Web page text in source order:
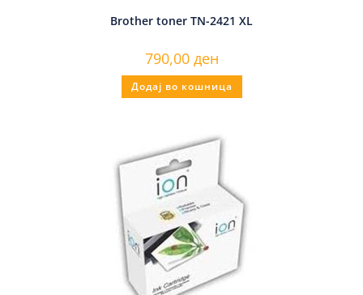
Brother toner TN-2421 XL
790,00 ден
Додај во кошница